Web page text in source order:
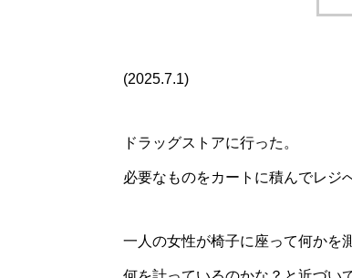
(2025.7.1)
ドラッグストアに行った。
必要なものをカートに積んでレ
一人の女性が椅子に座って何かを